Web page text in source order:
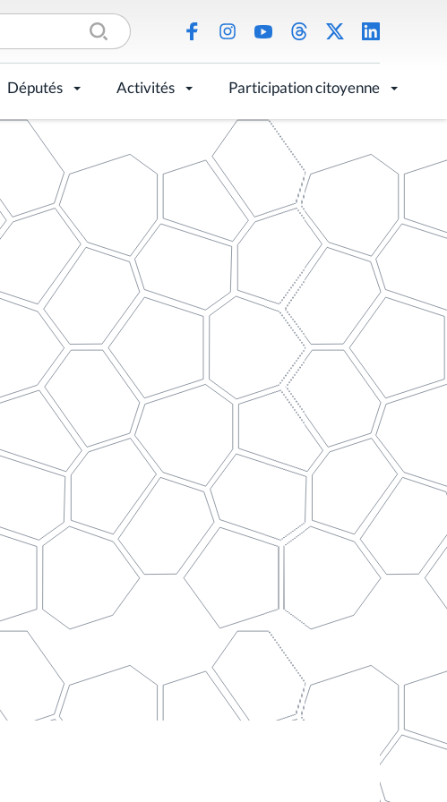
Députés Activités Participation citoyenne